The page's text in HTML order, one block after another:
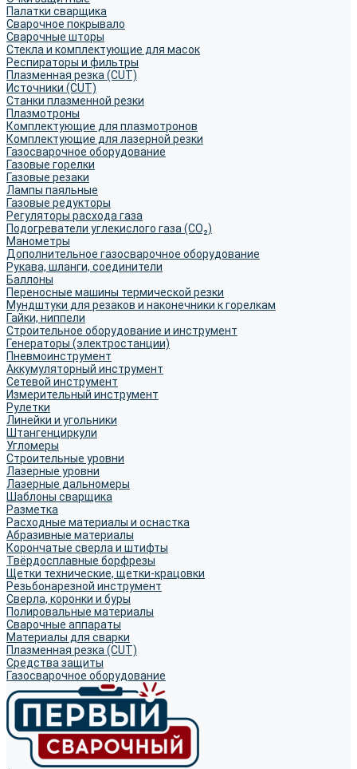
Палатки сварщика
Сварочное покрывало
Сварочные шторы
Стекла и комплектующие для масок
Респираторы и фильтры
Плазменная резка (CUT)
Источники (CUT)
Станки плазменной резки
Плазмотроны
Комплектующие для плазмотронов
Комплектующие для лазерной резки
Газосварочное оборудование
Газовые горелки
Газовые резаки
Лампы паяльные
Газовые редукторы
Регуляторы расхода газа
Подогреватели углекислого газа (CO₂)
Манометры
Дополнительное газосварочное оборудование
Рукава, шланги, соединители
Баллоны
Переносные машины термической резки
Мундштуки для резаков и наконечники к горелкам
Гайки, ниппели
Строительное оборудование и инструмент
Генераторы (электростанции)
Пневмоинструмент
Аккумуляторный инструмент
Сетевой инструмент
Измерительный инструмент
Рулетки
Линейки и угольники
Штангенциркули
Угломеры
Строительные уровни
Лазерные уровни
Лазерные дальномеры
Шаблоны сварщика
Разметка
Расходные материалы и оснастка
Абразивные материалы
Корончатые сверла и штифты
Твёрдосплавные борфрезы
Щетки технические, щетки-крацовки
Резьбонарезной инструмент
Сверла, коронки и буры
Полировальные материалы
Сварочные аппараты
Материалы для сварки
Плазменная резка (CUT)
Средства защиты
Газосварочное оборудование